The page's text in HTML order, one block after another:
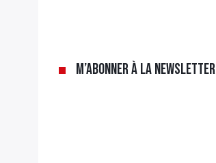
M’abonner à la newsletter